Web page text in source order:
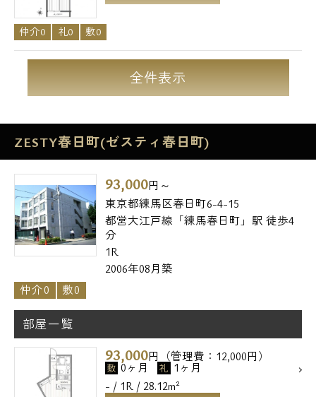
仲介0 礼0 敷0
全件表示
ZESTY春日町(ゼスティ春日町)
93,000円～
東京都練馬区春日町6-4-15
都営大江戸線「練馬春日町」駅 徒歩4
分
1R
2006年08月築
仲介0
敷0
部屋一覧
93,000円（管理費：12,000円）
敷 0ヶ月 礼 1ヶ月
- / 1R / 28.12m²
電話でお問い合わせ
0120-500-529
営業時間 10：00～18：00